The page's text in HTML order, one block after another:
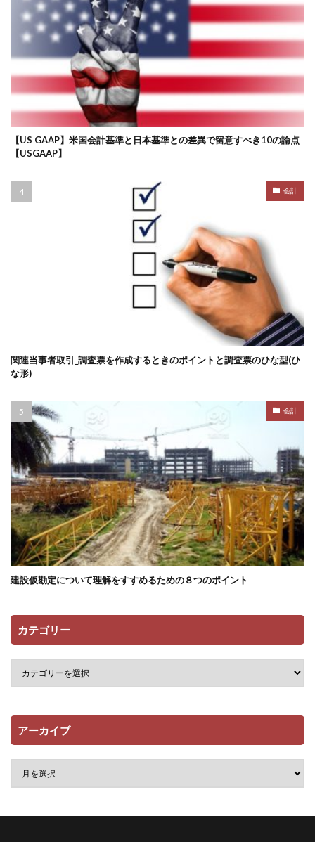
【US GAAP】米国会計基準と日本基準との差異で留意すべき10の論点
【USGAAP】
会計
関連当事者取引_調査票を作成するときのポイントと調査票のひな型(ひ
な形)
会計
建設仮勘定について理解をすすめるための８つのポイント
カテゴリー
アーカイブ